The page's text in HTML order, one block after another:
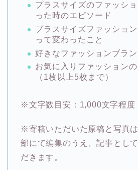
プラスサイズのファッシ
った時のエピソード
プラスサイズファッショ
って変わったこと
好きなファッションブラ
お気に入りファッション
（1枚以上5枚まで）
※文字数目安：1,000文字程度
※寄稿いただいた原稿と写真
部にて編集のうえ、記事とし
だきます。